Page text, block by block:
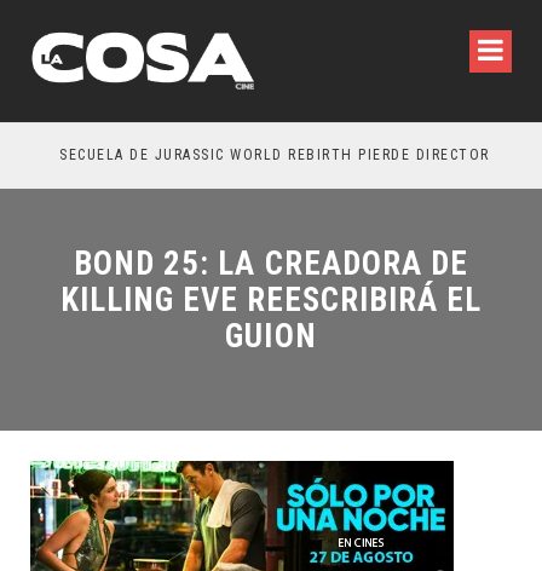
SECUELA DE JURASSIC WORLD REBIRTH PIERDE DIRECTOR
BOND 25: LA CREADORA DE
KILLING EVE REESCRIBIRÁ EL
GUION